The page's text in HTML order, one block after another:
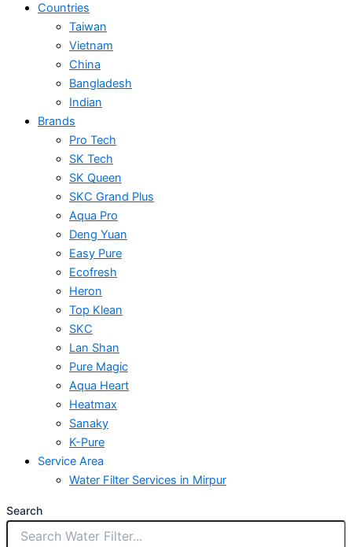
Countries
Taiwan
Vietnam
China
Bangladesh
Indian
Brands
Pro Tech
SK Tech
SK Queen
SKC Grand Plus
Aqua Pro
Deng Yuan
Easy Pure
Ecofresh
Heron
Top Klean
SKC
Lan Shan
Pure Magic
Aqua Heart
Heatmax
Sanaky
K-Pure
Service Area
Water Filter Services in Mirpur
Search